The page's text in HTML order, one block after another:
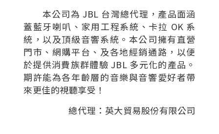
本公司為 JBL 台灣總代理，產品面涵
蓋藍牙喇叭、家用工程系統、卡拉 OK 系
統，以及頂級音響系統。本公司擁有直營
門市、網購平台、及各地經銷通路，以便
於提供消費族群體驗 JBL 多元化的產品。
期許能為各年齡層的音樂與音響愛好者帶
來更佳的視聽享受！
總代理：英大貿易股份有限公司